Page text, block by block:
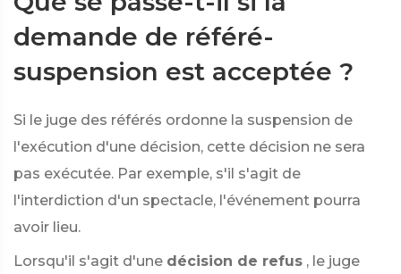
demande de référé-
suspension est acceptée ?
Si le juge des référés ordonne la suspension de
l'exécution d'une décision, cette décision ne sera
pas exécutée. Par exemple, s'il s'agit de
l'interdiction d'un spectacle, l'événement pourra
avoir lieu.
Lorsqu'il s'agit d'une décision de refus , le juge